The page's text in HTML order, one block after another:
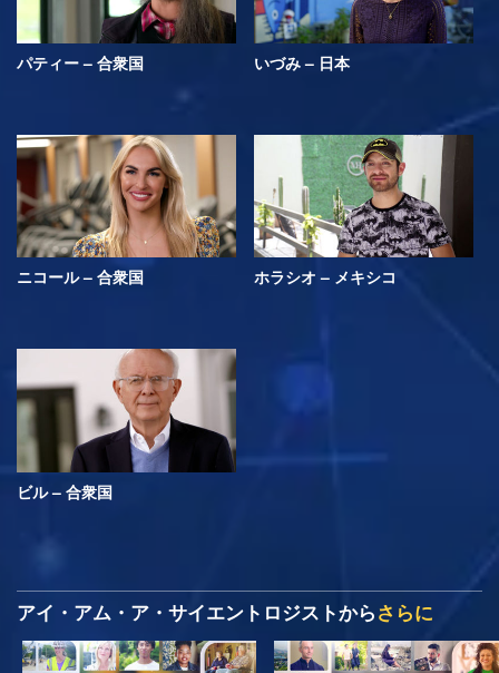
パティー – 合衆国 いづみ – 日本
ニコール – 合衆国 ホラシオ – メキシコ
ビル – 合衆国
アイ・アム・ア・サイエントロジストからさらに